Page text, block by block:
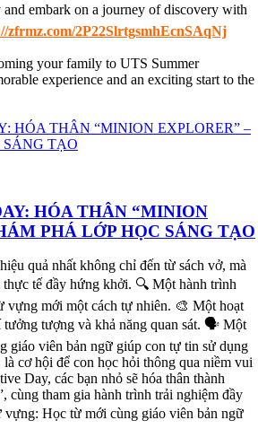
embark on a journey of discovery with
zfrmz.com/2P22SlrtgsmhEcnSAqNj
your family to UTS Summer
experience and an exciting start to the
HÓA THÂN “MINION
PHÁ LỚP HỌC SÁNG TẠO
quả nhất không chỉ đến từ sách vở, mà
tế đầy hứng khởi. 🔍 Một hành trình
vựng mới một cách tự nhiên. 🎨 Một hoạt
tưởng tượng và khả năng quan sát. 🗣️ Một
giáo viên bản ngữ giúp con tự tin sử dụng
cơ hội để con học hỏi thông qua niềm vui
Day, các bạn nhỏ sẽ hóa thân thành
cùng tham gia hành trình trải nghiệm đầy
vựng: Học từ mới cùng giáo viên bản ngữ